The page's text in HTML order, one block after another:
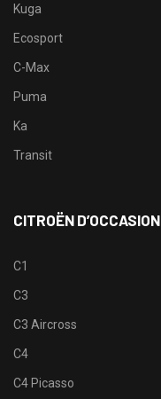
Kuga
Ecosport
C-Max
Puma
Ka
Transit
CITROËN D’OCCASION
C1
C3
C3 Aircross
C4
C4 Picasso